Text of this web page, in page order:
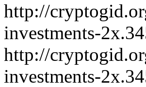
http://
investments-
http://
investments-